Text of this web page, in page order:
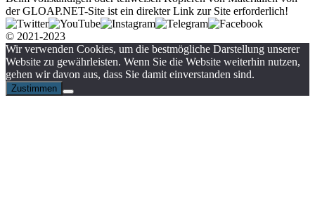
der GLOAP.NET-Site ist ein direkter Link zur Site erforderlich!
© 2021-2023
Wir verwenden Cookies, um die bestmögliche Darstellung unserer
Website zu gewährleisten. Wenn Sie die Website weiterhin nutzen,
gehen wir davon aus, dass Sie damit einverstanden sind.
Zustimmen